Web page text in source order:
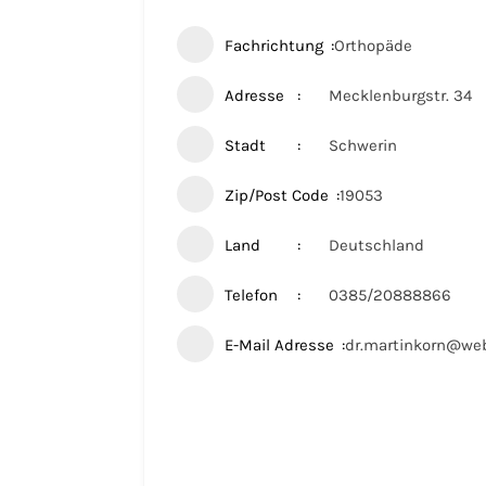
Fachrichtung Orthopäde
Adresse Mecklenburgstr. 34
Stadt Schwerin
Zip/Post Code 19053
Land Deutschland
Telefon 0385/20888866
E-Mail Adresse